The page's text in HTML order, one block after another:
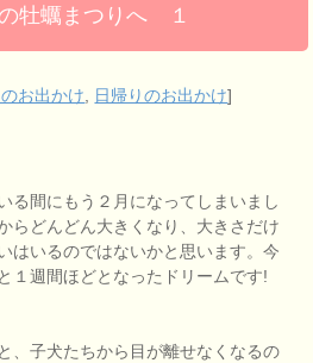
牡蠣まつりへ １
お出かけ, 日帰りのお出かけ]
る間にもう２月になってしまいまし
らどんどん大きくなり、大きさだけ
はいるのではないかと思います。今
１週間ほどとなったドリームです!
、子犬たちから目が離せなくなるの